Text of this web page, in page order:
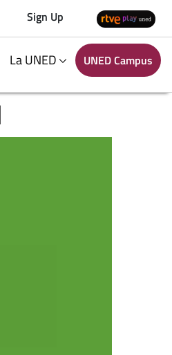
Sign Up
La UNED UNED Campus